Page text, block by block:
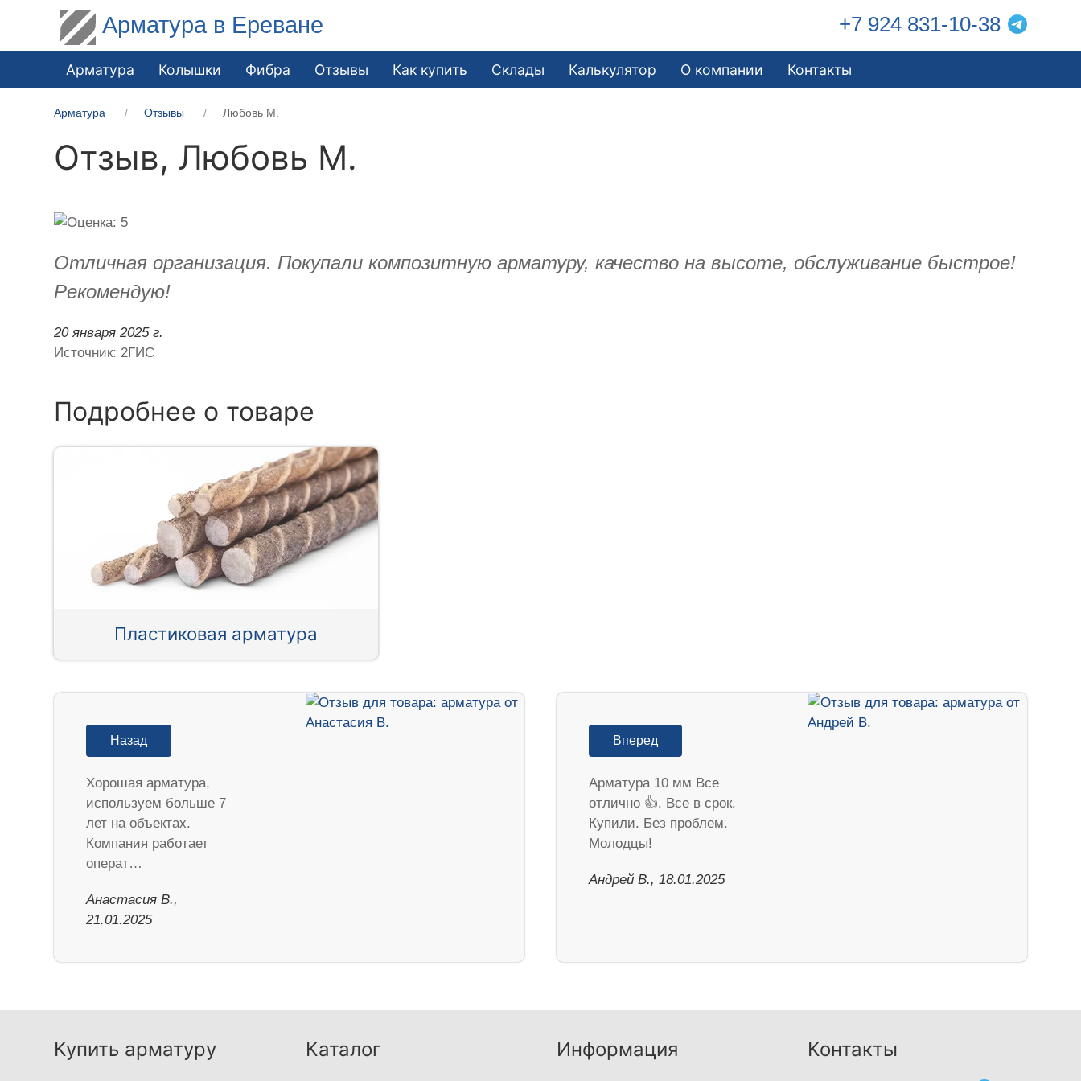
Арматура в Ереване +7 924 831-10-38
Арматура Колышки Фибра Отзывы Как купить Склады Калькулятор О компании Контакты
Арматура Отзывы Любовь М.
Отзыв, Любовь М.
Отличная организация. Покупали композитную арматуру, качество на высоте, обслуживание быстрое!
Рекомендую!
20 января 2025 г.
Источник: 2ГИС
Подробнее о товаре
Пластиковая арматура
Назад
Хорошая арматура,
используем больше 7
лет на объектах.
Компания работает
операт…
Анастасия В.,
21.01.2025
Вперед
Арматура 10 мм Все
отлично 👍. Все в срок.
Купили. Без проблем.
Молодцы!
Андрей В., 18.01.2025
Купить арматуру Каталог Информация Контакты